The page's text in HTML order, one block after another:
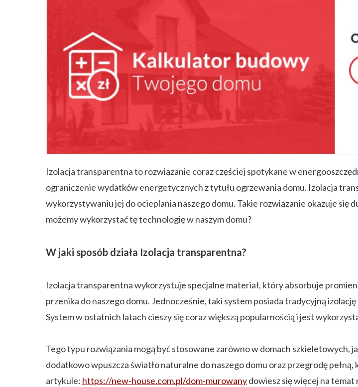
KALKULATOR BUDOWY
BLOG
KONAKT
ZAPISZ SIĘ
Izolacja transparentna to rozwiązanie coraz częściej spotykane w
ograniczenie wydatków energetycznych z tytułu ogrzewania domu. Izolacja
wykorzystywaniu jej do ocieplania naszego domu. Takie rozwiązanie okazuje
możemy wykorzystać tę technologię w naszym domu?
W jaki sposób działa Izolacja transparentna?
Izolacja transparentna wykorzystuje specjalne materiał, który absorbuje
przenika do naszego domu. Jednocześnie, taki system posiada tradycyjną
System w ostatnich latach cieszy się coraz większą popularnością i jest
Tego typu rozwiązania mogą być stosowane zarówno w domach
dodatkowo wpuszcza światło naturalne do naszego domu oraz przegrodę
artykule: https://new-house.com.pl/dom-murowanydowiesz się więcej na